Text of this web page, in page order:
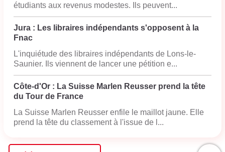
étudiants aux revenus modestes. Ils peuvent...
Jura : Les libraires indépendants s'opposent à la
Fnac
L'inquiétude des libraires indépendants de Lons-le-
Saunier. Ils viennent de lancer une pétition e...
Côte-d'Or : La Suisse Marlen Reusser prend la tête
du Tour de France
La Suisse Marlen Reusser enfile le maillot jaune. Elle
prend la tête du classement à l'issue de l...